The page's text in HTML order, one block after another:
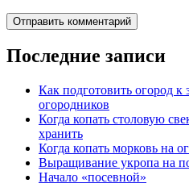
Последние записи
Как подготовить огород
огородников
Когда копать столовую
хранить
Когда копать морковь на
Выращивание укропа на
Начало «посевной»